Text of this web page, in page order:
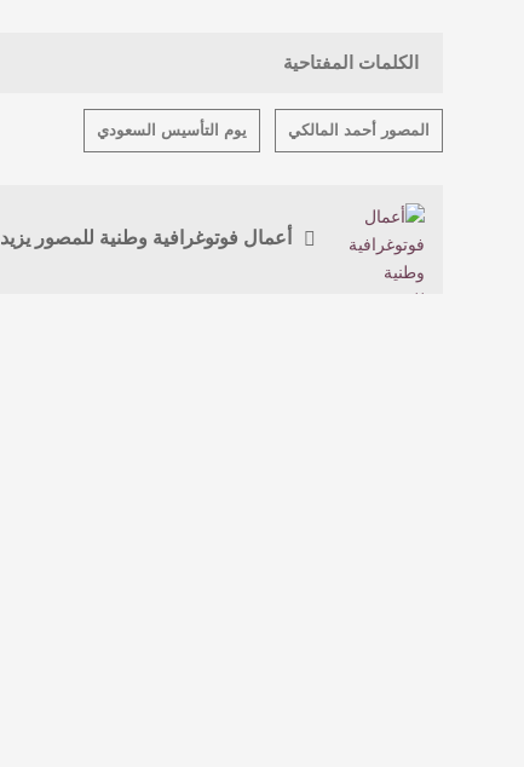
الكلمات المفتاحية
المصور أحمد المالكي يوم التأسيس السعودي
أعمال فوتوغرافية وطنية للمصور يزيد الجهني